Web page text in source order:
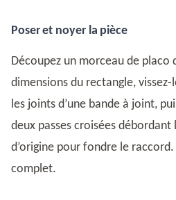
Poser et noyer la pièce
Découpez un morceau de placo
dimensions du rectangle,
les joints d’une bande à joint,
deux passes croisées
d’origine pour fondre le raccord.
complet.